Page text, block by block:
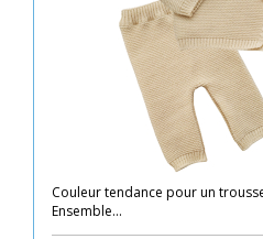
Couleur tendance pour un
Ensemble...